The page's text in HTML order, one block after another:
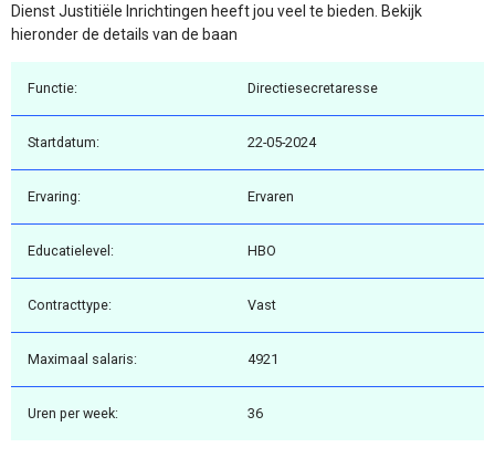
Dienst Justitiële Inrichtingen heeft jou veel te bieden. Bekijk
hieronder de details van de baan
Functie: Directiesecretaresse
Startdatum: 22-05-2024
Ervaring: Ervaren
Educatielevel: HBO
Contracttype: Vast
Maximaal salaris: 4921
Uren per week: 36